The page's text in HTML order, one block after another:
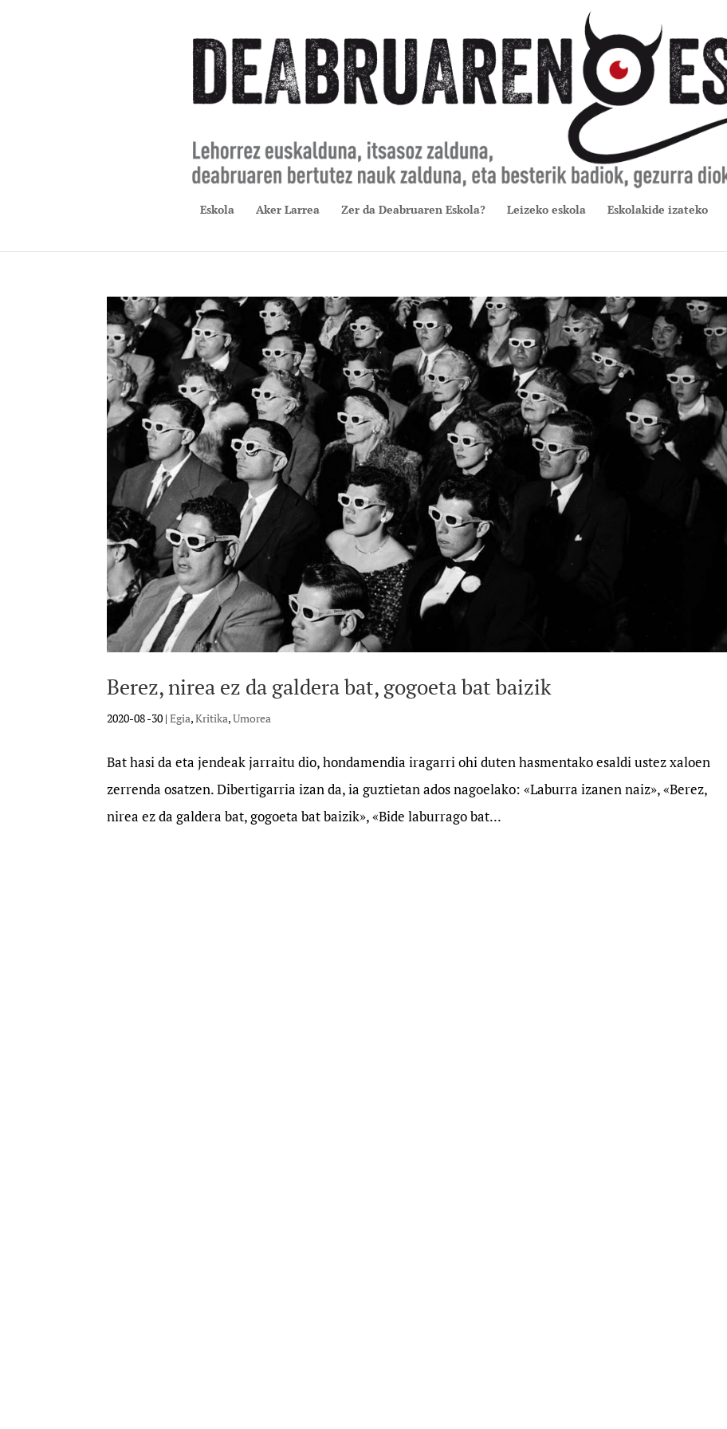
Eskola Aker Larrea Zer da Deabruaren Eskola? Leizeko eskola Eskolakide izateko
Berez, nirea ez da galdera bat, gogoeta bat baizik
2020-08 -30 |Egia,Kritika,Umorea
Bat hasi da eta jendeak jarraitu dio, hondamendia iragarri ohi duten hasmentako esaldi ustez xaloen
zerrenda osatzen. Dibertigarria izan da, ia guztietan ados nagoelako: «Laburra izanen naiz», «Berez,
nirea ez da galdera bat, gogoeta bat baizik», «Bide laburrago bat...